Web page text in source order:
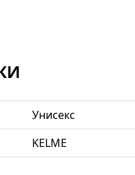
Унисекс
KELME